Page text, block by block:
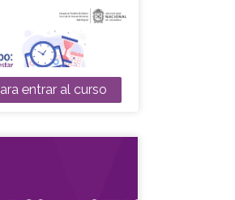
entrar al curso